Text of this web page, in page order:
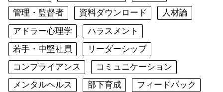
管理・監督者
資料ダウンロード
人材論
アドラー心理学
ハラスメント
若手・中堅社員
リーダーシップ
コンプライアンス
コミュニケーション
メンタルヘルス
部下育成
フィードバック